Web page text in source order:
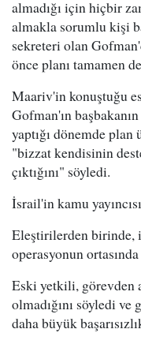
almadığı için hiçbir
almakla sorumlu kişi
sekreteri olan
önce planı tamamen
Maariv'in konuştuğu
Gofman'ın
yaptığı dönemde plan
"bizzat kendisinin
çıktığını" söyledi.
İsrail'in kamu
Eleştirilerden
operasyonun
Eski yetkili, görevden
olmadığını söyledi
daha büyük